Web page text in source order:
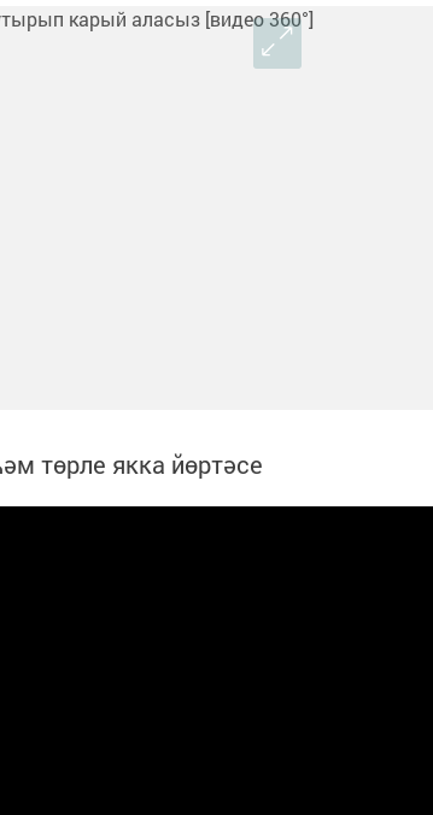
төрле якка йөртәсе